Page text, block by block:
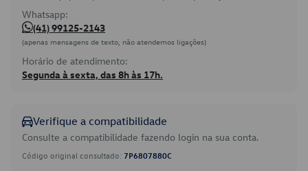
Whatsapp:
(41) 99125-2143
(apenas mensagens de texto, não atendemos ligações)
Horário de atendimento:
Segunda à sexta, das 8h às 17h.
Verifique a compatibilidade
Consulte a compatibilidade fazendo login na sua conta.
Código original consultado: 7P6807880C